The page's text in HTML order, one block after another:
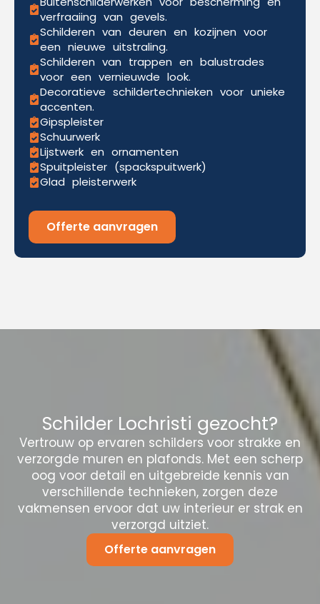
verfraaiing van gevels.
Schilderen van deuren en kozijnen voor
een nieuwe uitstraling.
Schilderen van trappen en balustrades
voor een vernieuwde look.
Decoratieve schildertechnieken voor unieke
accenten.
Gipspleister
Schuurwerk
Lijstwerk en ornamenten
Spuitpleister (spackspuitwerk)
Glad pleisterwerk
Offerte aanvragen
Schilder Lochristi gezocht?
Vertrouw op ervaren schilders voor strakke en
verzorgde muren en plafonds. Met een scherp
oog voor detail en uitgebreide kennis van
verschillende technieken, zorgen deze
vakmensen ervoor dat uw interieur er strak en
verzorgd uitziet.
Offerte aanvragen